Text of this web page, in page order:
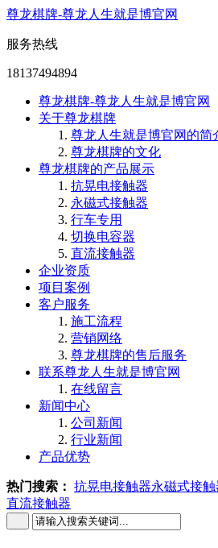
尊龙棋牌-尊龙人生就是博官网
服务热线
18137494894
尊龙棋牌-尊龙人生就是博官网
关于尊龙棋牌
尊龙人生就是博官网的简
尊龙棋牌的文化
尊龙棋牌的产品展示
抗晃电接触器
永磁式接触器
行车专用
切换电容器
直流接触器
企业资质
项目案例
客户服务
施工流程
营销网络
尊龙棋牌的售后服务
联系尊龙人生就是博官网
在线留言
新闻中心
公司新闻
行业新闻
产品优势
热门搜索： 抗晃电接触器永磁式接触
直流接触器